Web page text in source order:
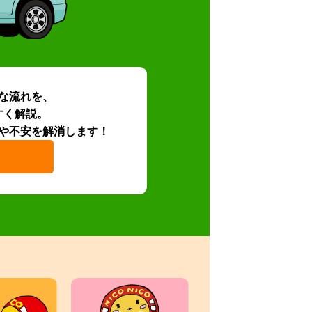
流れを、
解説。
不安を解消します！